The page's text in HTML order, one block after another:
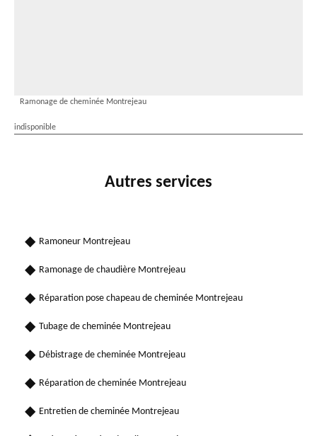
Ramonage de cheminée Montrejeau
indisponible
Autres services
Ramoneur Montrejeau
Ramonage de chaudière Montrejeau
Réparation pose chapeau de cheminée Montrejeau
Tubage de cheminée Montrejeau
Débistrage de cheminée Montrejeau
Réparation de cheminée Montrejeau
Entretien de cheminée Montrejeau